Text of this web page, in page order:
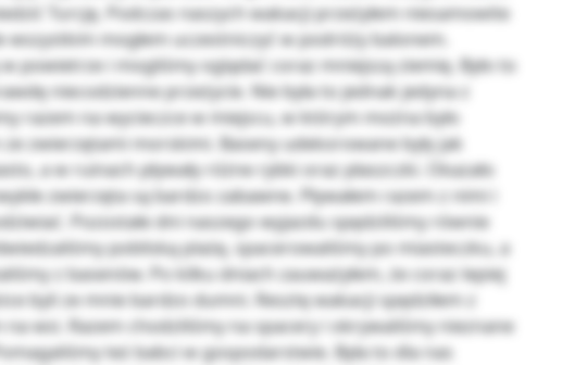
Turcję. Podczas naszych wakacji przeżyłem niesamowite
wszystkim mogłem uczestniczyć w podróży balonem.
powietrze i mogliśmy oglądać coraz mniejszą ziemię. Było to
niecodzienne przeżycie. Nie była to jednak jedyna z
razem na wycieczce w miejscu, w którym można było
ze zwierzętami morskimi. Baseny udekorowane były jak
a w ruinach pływały różne rybki oraz płaszczki. Okazało
zwierzęta są bardzo zabawne. Pływałem razem z nimi i
Pozostałe dni naszego wyjazdu spędziliśmy równie
pobliską plażę, spacerowaliśmy po miasteczku, a
z basenów. Po kilku dniach zauważyłem, że coraz lepiej
byli ze mnie bardzo dumni. Resztę wakacji spędziłem z
wsi. Razem chodziliśmy na spacery i okrywaliśmy nieznane
też babci w gospodarstwie. Była to dla nas